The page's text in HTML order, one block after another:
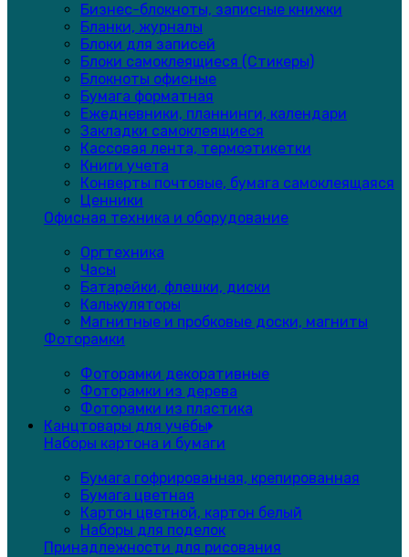
Бизнес-блокноты, записные книжки
Бланки, журналы
Блоки для записей
Блоки самоклеящиеся (Стикеры)
Блокноты офисные
Бумага форматная
Ежедневники, планнинги, календари
Закладки самоклеящиеся
Кассовая лента, термоэтикетки
Книги учета
Конверты почтовые, бумага самоклеящаяся
Ценники
Офисная техника и оборудование
Оргтехника
Часы
Батарейки, флешки, диски
Калькуляторы
Магнитные и пробковые доски, магниты
Фоторамки
Фоторамки декоративные
Фоторамки из дерева
Фоторамки из пластика
Канцтовары для учёбы
Наборы картона и бумаги
Бумага гофрированная, крепированная
Бумага цветная
Картон цветной, картон белый
Наборы для поделок
Принадлежности для рисования